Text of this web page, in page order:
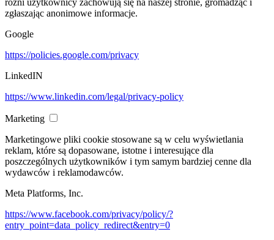
różni użytkownicy zachowują się na naszej stronie, gromadząc i
zgłaszając anonimowe informacje.
Google
https://policies.google.com/privacy
LinkedIN
https://www.linkedin.com/legal/privacy-policy
Marketing
Marketingowe pliki cookie stosowane są w celu wyświetlania
reklam, które są dopasowane, istotne i interesujące dla
poszczególnych użytkowników i tym samym bardziej cenne dla
wydawców i reklamodawców.
Meta Platforms, Inc.
https://www.facebook.com/privacy/policy/?
entry_point=data_policy_redirect&entry=0